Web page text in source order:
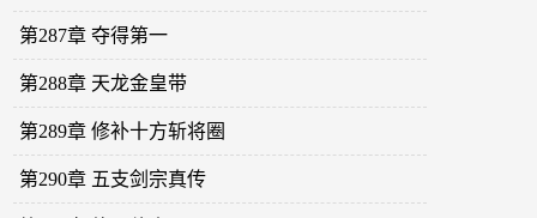
第287章 夺得第一
第288章 天龙金皇带
第289章 修补十方斩将圈
第290章 五支剑宗真传